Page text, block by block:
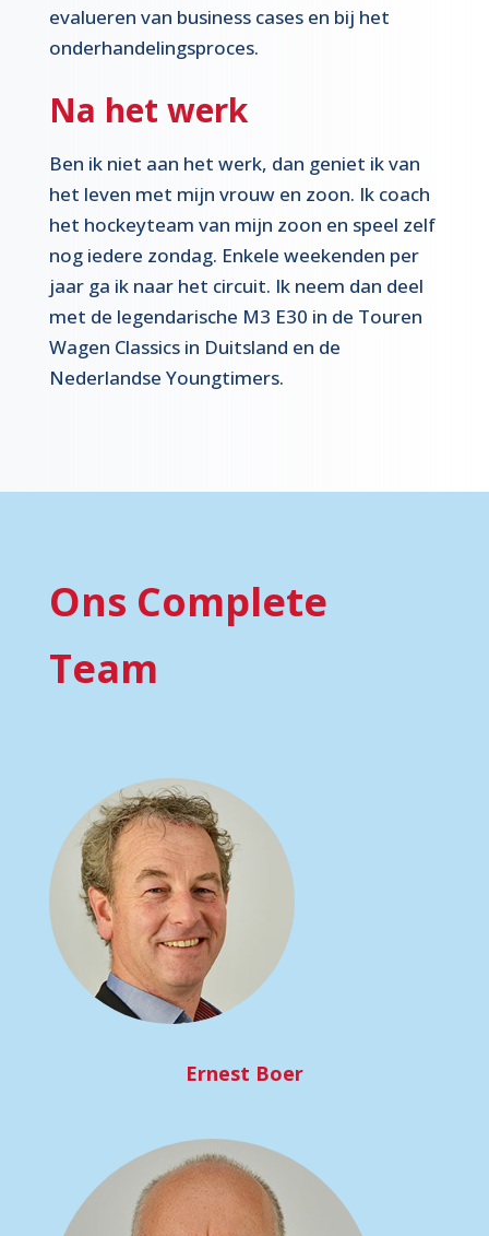
evalueren van business cases en bij het
onderhandelingsproces.
Na het werk
Ben ik niet aan het werk, dan geniet ik van
het leven met mijn vrouw en zoon. Ik coach
het hockeyteam van mijn zoon en speel zelf
nog iedere zondag. Enkele weekenden per
jaar ga ik naar het circuit. Ik neem dan deel
met de legendarische M3 E30 in de Touren
Wagen Classics in Duitsland en de
Nederlandse Youngtimers.
Ons Complete
Team
Ernest Boer